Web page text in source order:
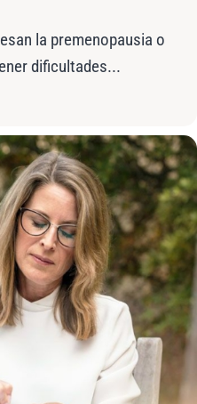
la premenopausia o
dificultades...